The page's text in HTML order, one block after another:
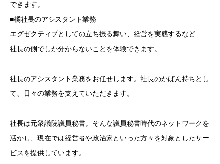
できます。
■橘社長のアシスタント業務
エグゼクティブとしての立ち振る舞い、経営を実感するなど
社長の側でしか分からないことを体験できます。
社長のアシスタント業務をお任せします。社長のかばん持ちとし
て、日々の業務を支えていただきます。
社長は元衆議院議員秘書。そんな議員秘書時代のネットワークを
活かし、現在では経営者や政治家といった方々を対象としたサー
ビスを提供しています。